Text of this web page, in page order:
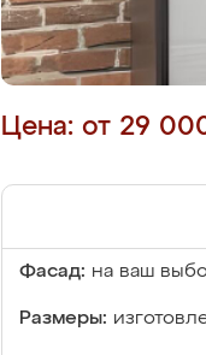
Цена: от 29
Фасад: на ваш
Размеры: